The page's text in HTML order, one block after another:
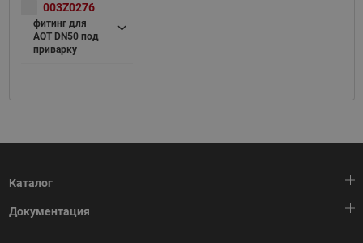
003Z0276
фитинг для
AQT DN50 под
приварку
Каталог
Тепловая автоматика
Документация